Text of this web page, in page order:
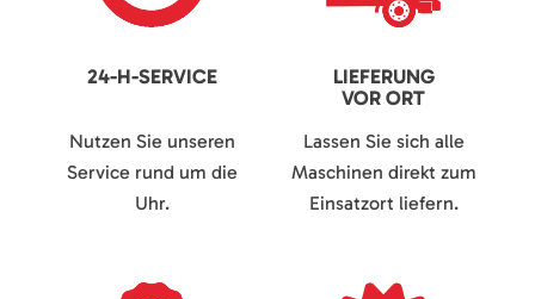
24-H-SERVICE
Nutzen Sie unseren
Service rund um die
Uhr.
LIEFERUNG
VOR ORT
Lassen Sie sich alle
Maschinen direkt zum
Einsatzort liefern.